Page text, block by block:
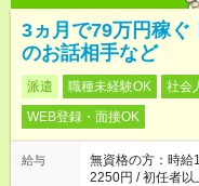
3ヵ月で79万円稼ぐ
のお話相手など
派遣 職種未経験OK 社会
WEB登録・面接OK
給与
無資格の方：時給
2250円 / 初任者